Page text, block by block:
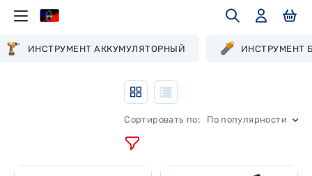
ИНСТРУМЕНТ АККУМУЛЯТОРНЫЙ ИНСТРУМЕНТ
По популярности